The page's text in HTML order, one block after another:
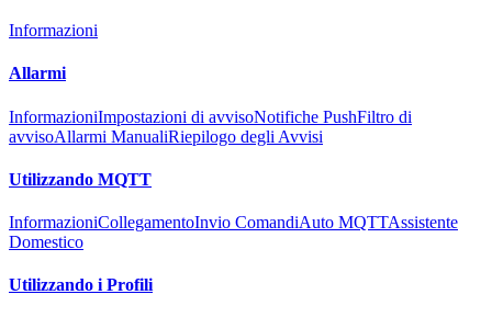
Informazioni
Allarmi
InformazioniImpostazioni di avvisoNotifiche PushFiltro di
avvisoAllarmi ManualiRiepilogo degli Avvisi
Utilizzando MQTT
InformazioniCollegamentoInvio ComandiAuto MQTTAssistente
Domestico
Utilizzando i Profili